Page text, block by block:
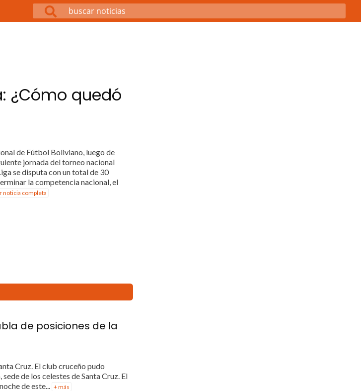
¿Cómo quedó
de Fútbol Boliviano, luego de
jornada del torneo nacional
se disputa con un total de 30
la competencia nacional, el
noticia completa
de posiciones de la
Cruz. El club cruceño pudo
de los celestes de Santa Cruz. El
de este...
+ más